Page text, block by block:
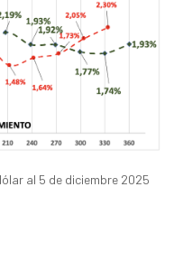
al 5 de diciembre 2025